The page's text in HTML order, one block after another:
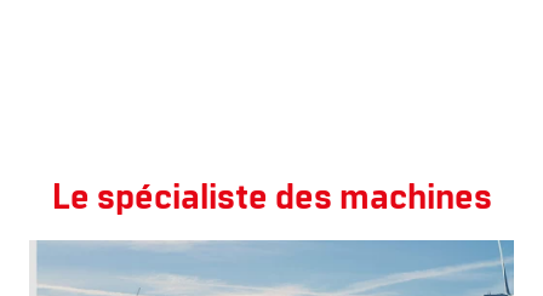
Le spécialiste des machines